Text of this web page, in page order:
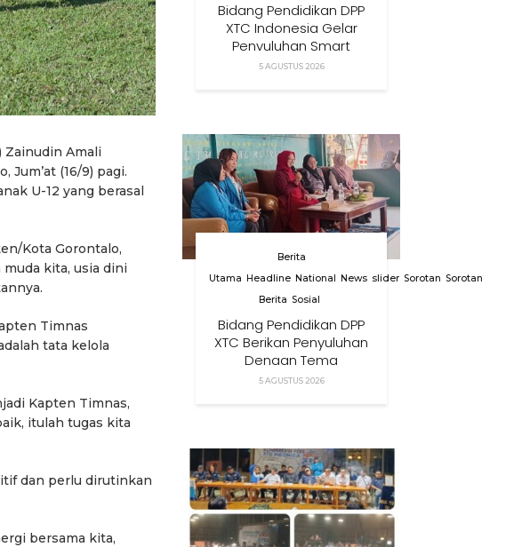
Zainudin Amali
Jum’at (16/9) pagi.
U-12 yang berasal
Kota Gorontalo,
kita, usia dini
Timnas
tata kelola
Kapten Timnas,
itulah tugas kita
dan perlu dirutinkan
bersama kita,
Bidang Pendidikan DPP
XTC Indonesia Gelar
Penyuluhan Smart
Parenting Di Desa
5 AGUSTUS 2026
Berita
Utama
Headline National News slider Sorotan Sorotan
Berita Sosial
Bidang Pendidikan DPP
XTC Berikan Penyuluhan
Dengan Tema
Membangun Peran
5 AGUSTUS 2026